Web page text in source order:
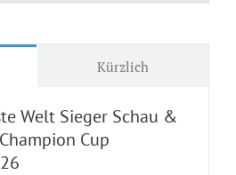
Kürzlich
Welt Sieger Schau &
Cup